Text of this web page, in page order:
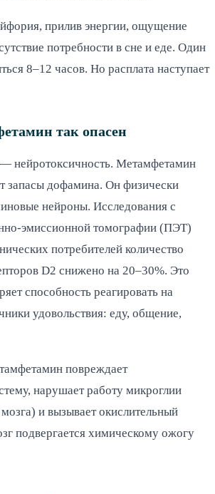
прилив энергии, ощущение
потребности в сне и еде. Один
8–12 часов. Но расплата наступает
так опасен
нейротоксичность. Метамфетамин
запасы дофамина. Он физически
нейроны. Исследования с
эмиссионной томографии (ПЭТ)
потребителей количество
D2 снижено на 20–30%. Это
способность реагировать на
удовольствия: еду, общение,
повреждает
нарушает работу микроглии
и вызывает окислительный
подвергается химическому ожогу